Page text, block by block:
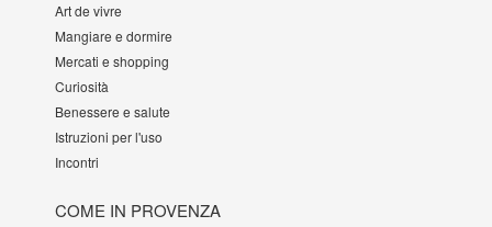
Art de vivre
Mangiare e dormire
Mercati e shopping
Curiosità
Benessere e salute
Istruzioni per l'uso
Incontri
COME IN PROVENZA